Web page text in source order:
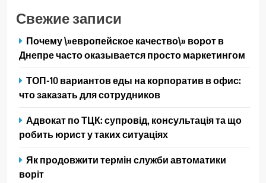
Свежие записи
Почему \»европейское качество\» ворот в
Днепре часто оказывается просто маркетингом
ТОП-10 вариантов еды на корпоратив в офис:
что заказать для сотрудников
Адвокат по ТЦК: супровід, консультація та що
робить юрист у таких ситуаціях
Як продовжити термін служби автоматики
воріт